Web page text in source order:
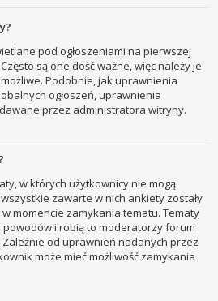
pod ogłoszeniami na pierwszej
są one dość ważne, więc należy je
Podobnie, jak uprawnienia
ogłoszeń, uprawnienia
przez administratora witryny.
w których użytkownicy nie mogą
zawarte w nich ankiety zostały
momencie zamykania tematu. Tematy
powodów i robią to moderatorzy forum
od uprawnień nadanych przez
może mieć możliwość zamykania